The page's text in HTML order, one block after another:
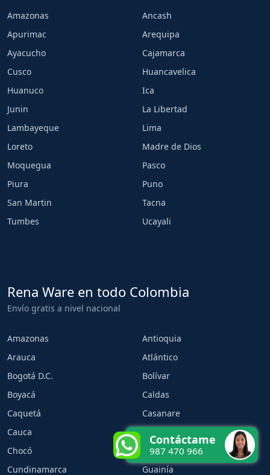
Amazonas
Ancash
Apurimac
Arequipa
Ayacucho
Cajamarca
Cusco
Huancavelica
Huanuco
Ica
Junin
La Libertad
Lambayeque
Lima
Loreto
Madre de Dios
Moquegua
Pasco
Piura
Puno
San Martin
Tacna
Tumbes
Ucayali
Rena Ware en todo Colombia
Envío gratis a nivel nacional
Amazonas
Antioquia
Arauca
Atlántico
Bogotá D.C.
Bolívar
Boyacá
Caldas
Caquetá
Casanare
Cauca
Chocó
Córdoba
Cundinamarca
Guainía
Contáctame
987 470 966